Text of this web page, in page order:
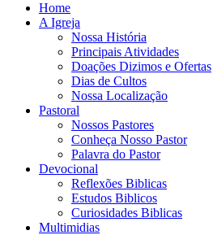
Home
A Igreja
Nossa História
Principais Atividades
Doações Dizimos e Ofertas
Dias de Cultos
Nossa Localização
Pastoral
Nossos Pastores
Conheça Nosso Pastor
Palavra do Pastor
Devocional
Reflexões Biblicas
Estudos Biblicos
Curiosidades Biblicas
Multimidias